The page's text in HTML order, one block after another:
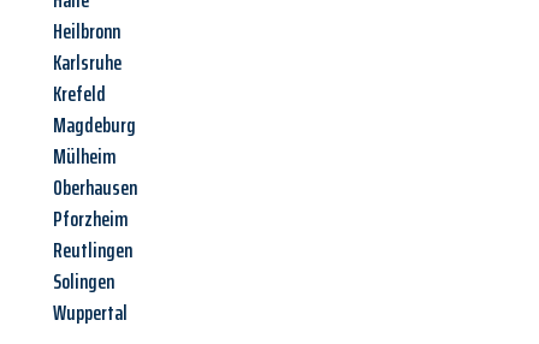
Heilbronn
Karlsruhe
Krefeld
Magdeburg
Mülheim
Oberhausen
Pforzheim
Reutlingen
Solingen
Wuppertal